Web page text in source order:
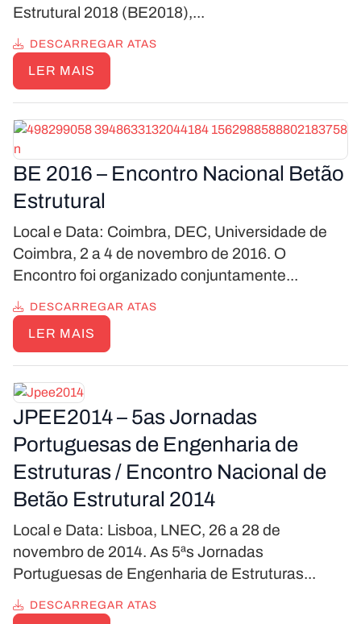
Estrutural 2018 (BE2018),...
DESCARREGAR ATAS
LER MAIS
BE 2016 – Encontro Nacional Betão
Estrutural
Local e Data: Coimbra, DEC, Universidade de
Coimbra, 2 a 4 de novembro de 2016. O
Encontro foi organizado conjuntamente...
DESCARREGAR ATAS
LER MAIS
JPEE2014 – 5as Jornadas
Portuguesas de Engenharia de
Estruturas / Encontro Nacional de
Betão Estrutural 2014
Local e Data: Lisboa, LNEC, 26 a 28 de
novembro de 2014. As 5ªs Jornadas
Portuguesas de Engenharia de Estruturas...
DESCARREGAR ATAS